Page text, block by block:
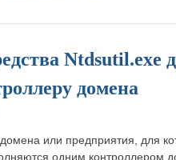
Ntdsutil.exe
домена
или предприятия, для
одним контроллером